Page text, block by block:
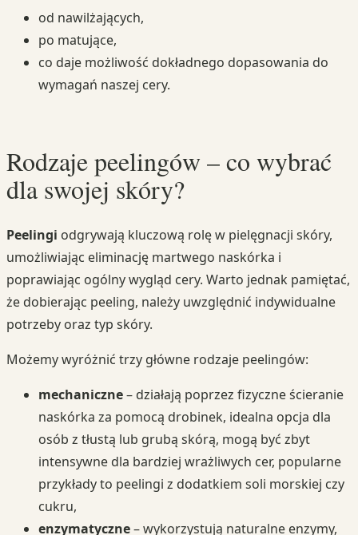
od nawilżających,
po matujące,
co daje możliwość dokładnego dopasowania do
wymagań naszej cery.
Rodzaje peelingów – co wybrać
dla swojej skóry?
Peelingi odgrywają kluczową rolę w pielęgnacji skóry,
umożliwiając eliminację martwego naskórka i
poprawiając ogólny wygląd cery. Warto jednak pamiętać,
że dobierając peeling, należy uwzględnić indywidualne
potrzeby oraz typ skóry.
Możemy wyróżnić trzy główne rodzaje peelingów:
mechaniczne– działają poprzez fizyczne ścieranie
naskórka za pomocą drobinek, idealna opcja dla
osób z tłustą lub grubą skórą, mogą być zbyt
intensywne dla bardziej wrażliwych cer, popularne
przykłady to peelingi z dodatkiem soli morskiej czy
cukru,
enzymatyczne– wykorzystują naturalne enzymy,